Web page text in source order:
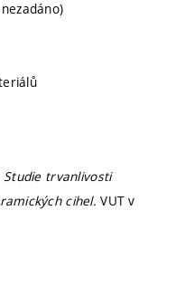
Studie trvanlivosti
cihel.VUT v